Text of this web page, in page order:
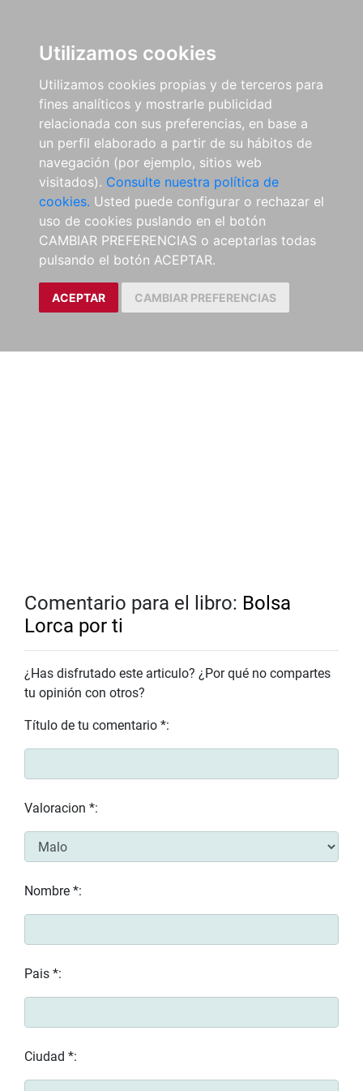
Utilizamos cookies
Utilizamos cookies propias y de terceros para
fines analíticos y mostrarle publicidad
relacionada con sus preferencias, en base a
un perfil elaborado a partir de su hábitos de
navegación (por ejemplo, sitios web
visitados). Consulte nuestra política de
cookies. Usted puede configurar o rechazar el
uso de cookies puslando en el botón
CAMBIAR PREFERENCIAS o aceptarlas todas
pulsando el botón ACEPTAR.
ACEPTAR CAMBIAR PREFERENCIAS
Comentario para el libro: Bolsa
Lorca por ti
¿Has disfrutado este articulo? ¿Por qué no compartes
tu opinión con otros?
Título de tu comentario *:
Valoracion *:
Nombre *:
Pais *:
Ciudad *: